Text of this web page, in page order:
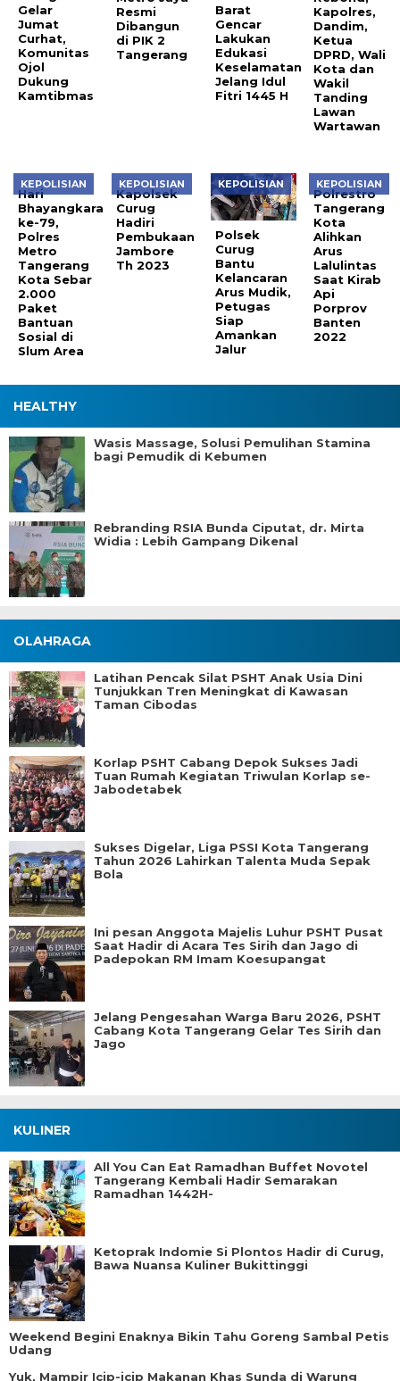
Gelar
Jumat
Curhat,
Komunitas
Ojol
Dukung
Kamtibmas
Resmi
Dibangun
di PIK 2
Tangerang
Barat
Gencar
Lakukan
Edukasi
Keselamatan
Jelang Idul
Fitri 1445 H
Kapolres,
Dandim,
Ketua
DPRD, Wali
Kota dan
Wakil
Tanding
Lawan
Wartawan
KEPOLISIAN
Hari
Bhayangkara
ke-79,
Polres
Metro
Tangerang
Kota Sebar
2.000
Paket
Bantuan
Sosial di
Slum Area
KEPOLISIAN
Kapolsek
Curug
Hadiri
Pembukaan
Jambore
Th 2023
KEPOLISIAN
Polsek
Curug
Bantu
Kelancaran
Arus Mudik,
Petugas
Siap
Amankan
Jalur
KEPOLISIAN
Polrestro
Tangerang
Kota
Alihkan
Arus
Lalulintas
Saat Kirab
Api
Porprov
Banten
2022
HEALTHY
Wasis Massage, Solusi Pemulihan Stamina
bagi Pemudik di Kebumen
Rebranding RSIA Bunda Ciputat, dr. Mirta
Widia : Lebih Gampang Dikenal
OLAHRAGA
Latihan Pencak Silat PSHT Anak Usia Dini
Tunjukkan Tren Meningkat di Kawasan
Taman Cibodas
Korlap PSHT Cabang Depok Sukses Jadi
Tuan Rumah Kegiatan Triwulan Korlap se-
Jabodetabek
Sukses Digelar, Liga PSSI Kota Tangerang
Tahun 2026 Lahirkan Talenta Muda Sepak
Bola
Ini pesan Anggota Majelis Luhur PSHT Pusat
Saat Hadir di Acara Tes Sirih dan Jago di
Padepokan RM Imam Koesupangat
Jelang Pengesahan Warga Baru 2026, PSHT
Cabang Kota Tangerang Gelar Tes Sirih dan
Jago
KULINER
All You Can Eat Ramadhan Buffet Novotel
Tangerang Kembali Hadir Semarakan
Ramadhan 1442H-
Ketoprak Indomie Si Plontos Hadir di Curug,
Bawa Nuansa Kuliner Bukittinggi
Weekend Begini Enaknya Bikin Tahu Goreng Sambal Petis
Udang
Yuk, Mampir Icip-icip Makanan Khas Sunda di Warung